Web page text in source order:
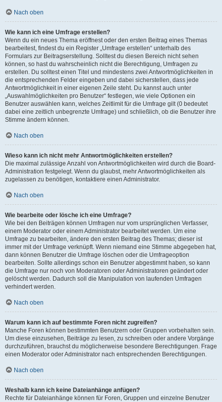
Nach oben
Wie kann ich eine Umfrage erstellen?
Wenn du ein neues Thema eröffnest oder den ersten Beitrag eines Themas
bearbeitest, findest du ein Register „Umfrage erstellen“ unterhalb des
Formulars zur Beitragserstellung. Solltest du diesen Bereich nicht sehen
können, so hast du wahrscheinlich nicht die Berechtigung, Umfragen zu
erstellen. Du solltest einen Titel und mindestens zwei Antwortmöglichkeiten in
die entsprechenden Felder eingeben und dabei sicherstellen, dass jede
Antwortmöglichkeit in einer eigenen Zeile steht. Du kannst auch unter
„Auswahlmöglichkeiten pro Benutzer“ festlegen, wie viele Optionen ein
Benutzer auswählen kann, welches Zeitlimit für die Umfrage gilt (0 bedeutet
dabei eine zeitlich unbegrenzte Umfrage) und schließlich, ob die Benutzer ihre
Stimme ändern können.
Nach oben
Wieso kann ich nicht mehr Antwortmöglichkeiten erstellen?
Die maximal zulässige Anzahl von Antwortmöglichkeiten wird durch die Board-
Administration festgelegt. Wenn du glaubst, mehr Antwortmöglichkeiten als
zugelassen zu benötigen, kontaktiere einen Administrator.
Nach oben
Wie bearbeite oder lösche ich eine Umfrage?
Wie bei den Beiträgen können Umfragen nur vom ursprünglichen Verfasser,
einem Moderator oder einem Administrator bearbeitet werden. Um eine
Umfrage zu bearbeiten, ändere den ersten Beitrag des Themas; dieser ist
immer mit der Umfrage verknüpft. Wenn niemand eine Stimme abgegeben hat,
dann können Benutzer die Umfrage löschen oder die Umfrageoption
bearbeiten. Sollte allerdings schon ein Benutzer abgestimmt haben, so kann
die Umfrage nur noch von Moderatoren oder Administratoren geändert oder
gelöscht werden. Dadurch soll die Manipulation von laufenden Umfragen
verhindert werden.
Nach oben
Warum kann ich auf bestimmte Foren nicht zugreifen?
Manche Foren können bestimmten Benutzern oder Gruppen vorbehalten sein.
Um diese einzusehen, Beiträge zu lesen, zu schreiben oder andere Vorgänge
durchzuführen, brauchst du möglicherweise besondere Berechtigungen. Frage
einen Moderator oder Administrator nach entsprechenden Berechtigungen.
Nach oben
Weshalb kann ich keine Dateianhänge anfügen?
Rechte für Dateianhänge können für Foren, Gruppen und einzelne Benutzer